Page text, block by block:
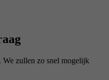
We zullen zo snel mogelijk